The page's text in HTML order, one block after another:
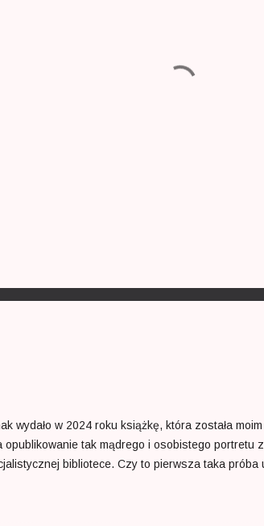
wydało w 2024 roku książkę, która została
opublikowanie tak mądrego i osobistego
bibliotece. Czy to pierwsza taka
Ma w sobie dużo młodzieńczej ciekawości, jest